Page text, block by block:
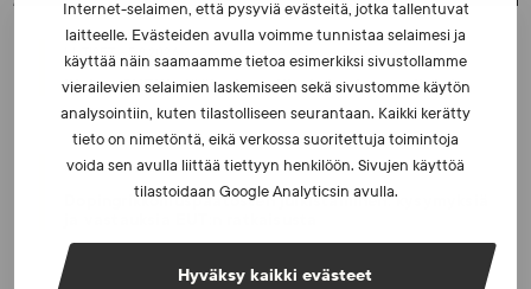
Internet-selaimen, että pysyviä evästeitä, jotka tallentuvat
laitteelle. Evästeiden avulla voimme tunnistaa selaimesi ja
käyttää näin saamaamme tietoa esimerkiksi sivustollamme
vierailevien selaimien laskemiseen sekä sivustomme käytön
analysointiin, kuten tilastolliseen seurantaan. Kaikki kerätty
tieto on nimetöntä, eikä verkossa suoritettuja toimintoja
voida sen avulla liittää tiettyyn henkilöön. Sivujen käyttöä
tilastoidaan Google Analyticsin avulla.
Hyväksy kaikki evästeet
UUTISET - 5.8.2026
Iljukov SUEKin lääketieteelliseksi asiantuntijaksi
UUTISET - 16.7.2026
Dopingrikkomuspäätösten julkistaminen: kysymyksiä